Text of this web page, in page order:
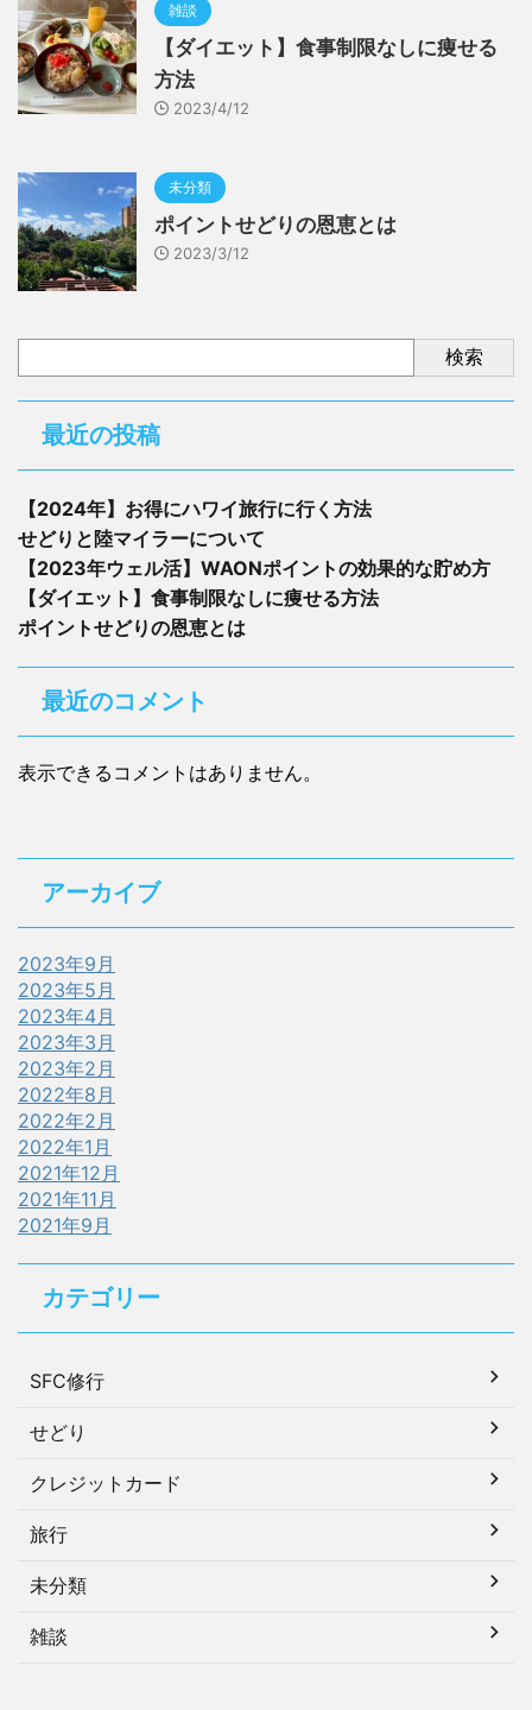
雑談
【ダイエット】食事制限なしに痩せる
方法
2023/4/12
未分類
ポイントせどりの恩恵とは
2023/3/12
検索
最近の投稿
【2024年】お得にハワイ旅行に行く方法
せどりと陸マイラーについて
【2023年ウェル活】WAONポイントの効果的な貯め方
【ダイエット】食事制限なしに痩せる方法
ポイントせどりの恩恵とは
最近のコメント
表示できるコメントはありません。
アーカイブ
2023年9月
2023年5月
2023年4月
2023年3月
2023年2月
2022年8月
2022年2月
2022年1月
2021年12月
2021年11月
2021年9月
カテゴリー
SFC修行
せどり
クレジットカード
旅行
未分類
雑談